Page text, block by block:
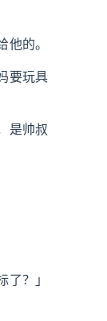
的。
要玩具
是帅叔
了？」